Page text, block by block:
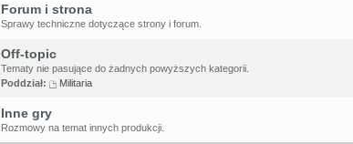
Forum i strona
Sprawy techniczne dotyczące strony i forum.
Off-topic
Tematy nie pasujące do żadnych powyższych kategorii.
Poddział:
Militaria
Inne gry
Rozmowy na temat innych produkcji.